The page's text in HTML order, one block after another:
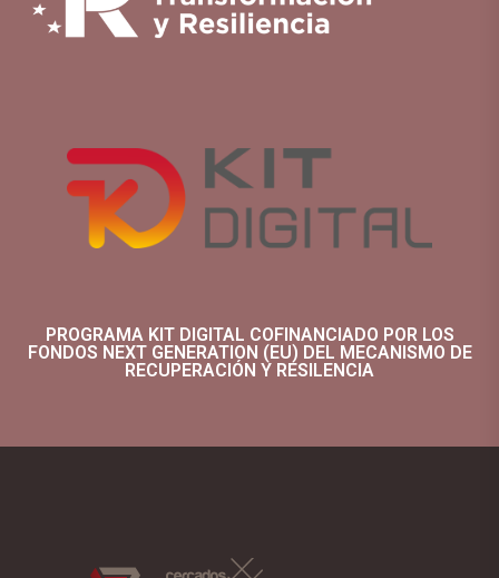
PROGRAMA KIT DIGITAL COFINANCIADO POR LOS
FONDOS NEXT GENERATION (EU) DEL MECANISMO DE
RECUPERACIÓN Y RESILENCIA